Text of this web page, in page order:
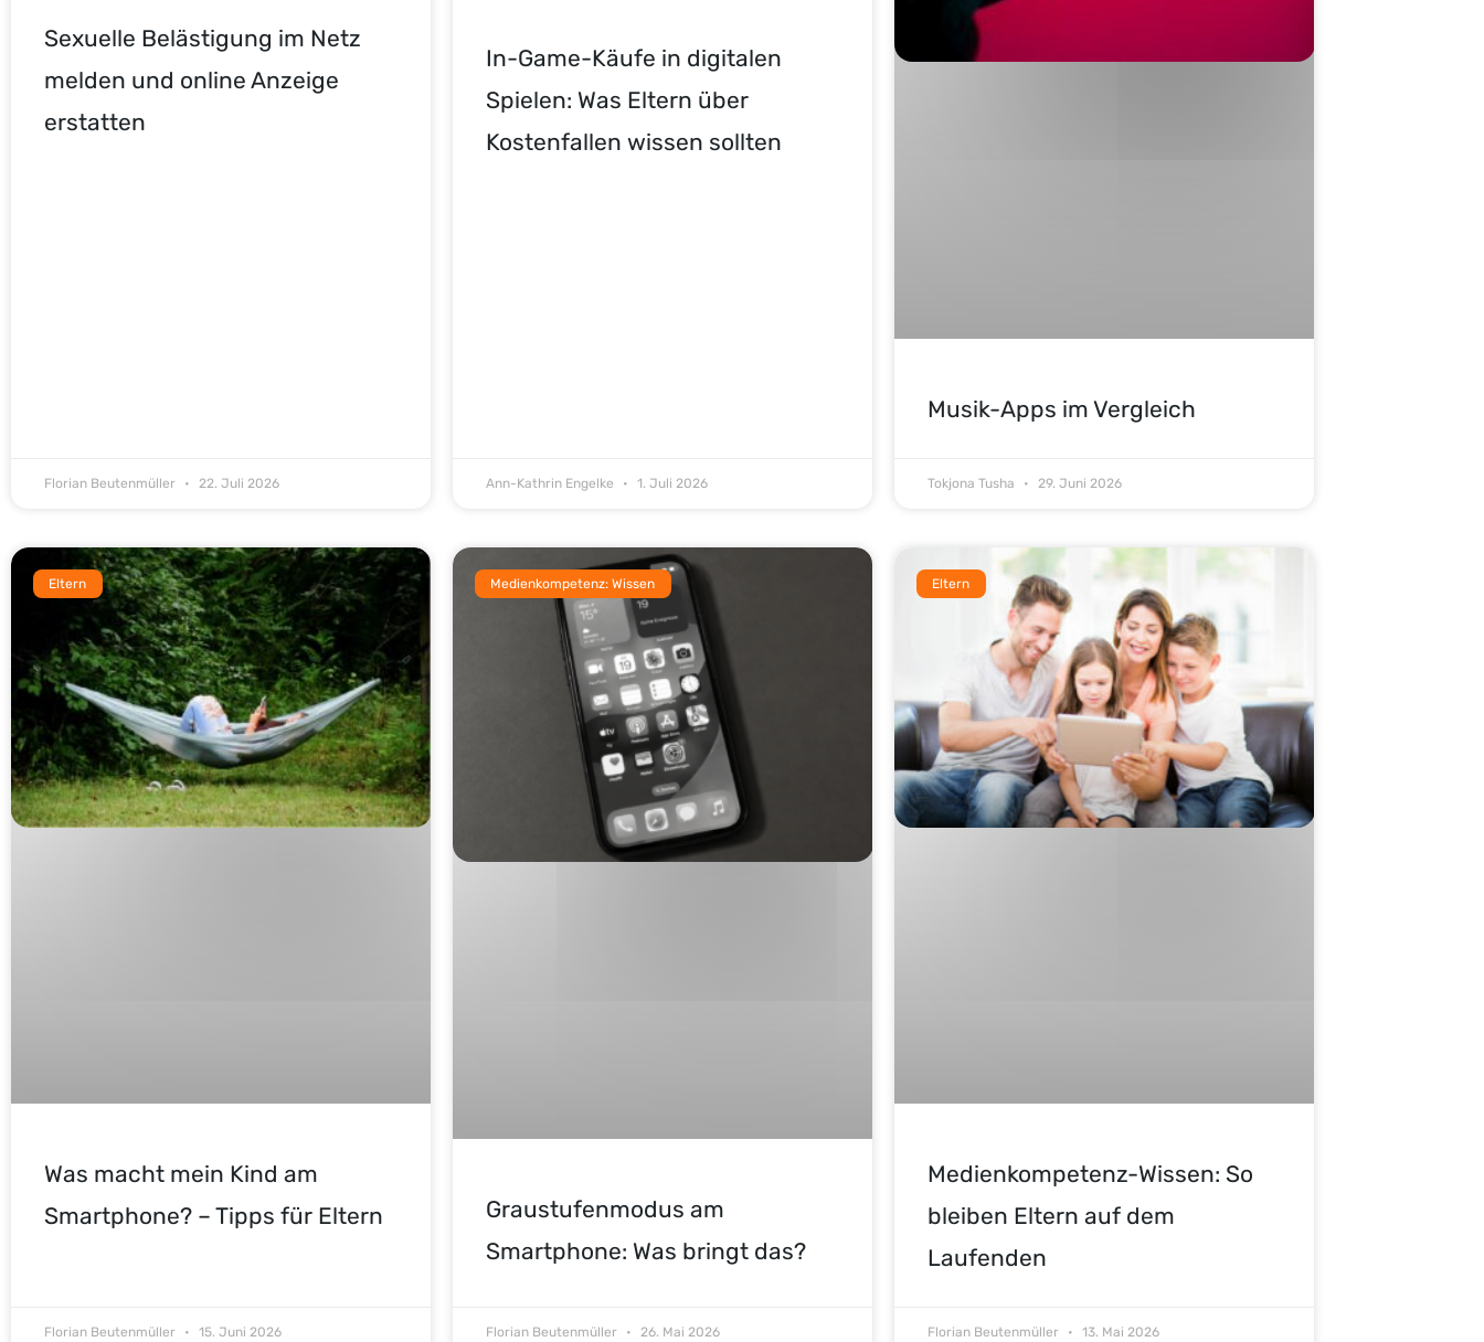
Sexuelle Belästigung im Netz
melden und online Anzeige
erstatten
Florian Beutenmüller 22. Juli 2026
In-Game-Käufe in digitalen
Spielen: Was Eltern über
Kostenfallen wissen sollten
Ann-Kathrin Engelke 1. Juli 2026
Musik-Apps im Vergleich
Tokjona Tusha 29. Juni 2026
Eltern
Was macht mein Kind am
Smartphone? – Tipps für Eltern
Florian Beutenmüller 15. Juni 2026
Medienkompetenz: Wissen
Graustufenmodus am
Smartphone: Was bringt das?
Florian Beutenmüller 26. Mai 2026
Eltern
Medienkompetenz-Wissen: So
bleiben Eltern auf dem
Laufenden
Florian Beutenmüller 13. Mai 2026